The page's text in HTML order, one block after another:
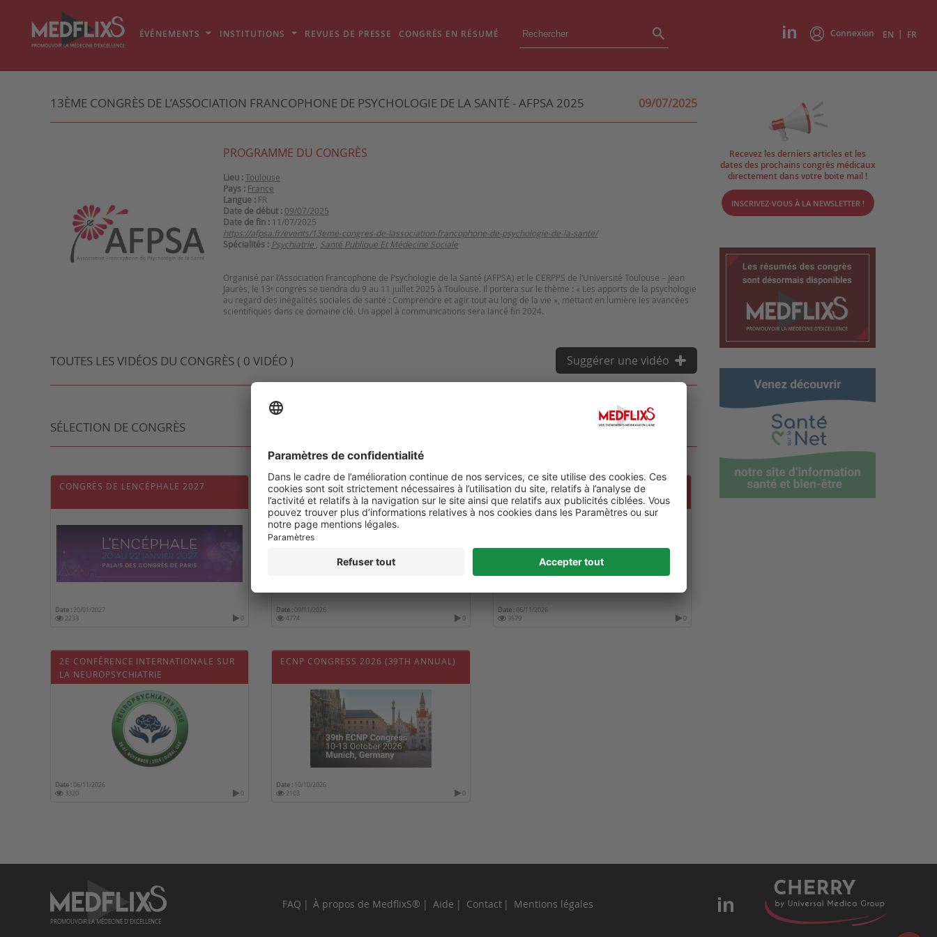
Connexion EN | FR
ÉVÉNEMENTS INSTITUTIONS REVUES DE PRESSE CONGRÈS EN RÉSUMÉ
13ÈME CONGRÈS DE L’ASSOCIATION FRANCOPHONE DE PSYCHOLOGIE DE LA SANTÉ - AFPSA 2025 09/07/2025
PROGRAMME DU CONGRÈS
Lieu :Toulouse
Pays : France
Langue : FR
Date de début : 09/07/2025
Date de fin : 11/07/2025
https://afpsa.fr/events/13eme-congres-de-lassociation-francophone-de-psychologie-de-la-sante/
Spécialités : Psychiatrie Santé Publique Et Médecine Sociale
Organisé par l’Association Francophone de Psychologie de la Santé (AFPSA) et le CERPPS de l’Université Toulouse – Jean
Jaurès, le 13ᵉ congrès se tiendra du 9 au 11 juillet 2025 à Toulouse. Il portera sur le thème : « Les apports de la psychologie
au regard des inégalités sociales de santé : Comprendre et agir tout au long de la vie », mettant en lumière les avancées
TOUTES LES VIDÉOS DU CONGRÈS ( 0 VIDÉO ) Suggérer une vidéo
SÉLECTION DE CONGRÈS
CONGRÈS DE LENCÉPHALE 2027
Date : 20/01/2027
2233
0
6TH WORLD CONGRESS ON GLOBAL
HEALTHCARE AND MEDICINE
Date :09/11/2026
4774
0
6TH INTERNATIONAL CONFERENCE ON
NEUROSCIENCE AND PSYCHIATRY
Date :06/11/2026
3579
0
2E CONFÉRENCE INTERNATIONALE SUR
LA NEUROPSYCHIATRIE
Date :06/11/2026
3320
0
ECNP CONGRESS 2026 (39TH ANNUAL)
Date : 10/10/2026
2103
0
Recevez les derniers articles et les
dates des prochains congrès médicaux
directement dans votre boite mail !
INSCRIVEZ-VOUS À LA NEWSLETTER !
PROMOUVOIR LA MÉDECINE D'EXCELLENCE
FAQ À propos de MedflixS® Aide Contact Mentions légales